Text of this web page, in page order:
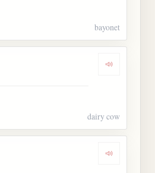
bayonet
Dengarkan
dairy cow
Dengarkan